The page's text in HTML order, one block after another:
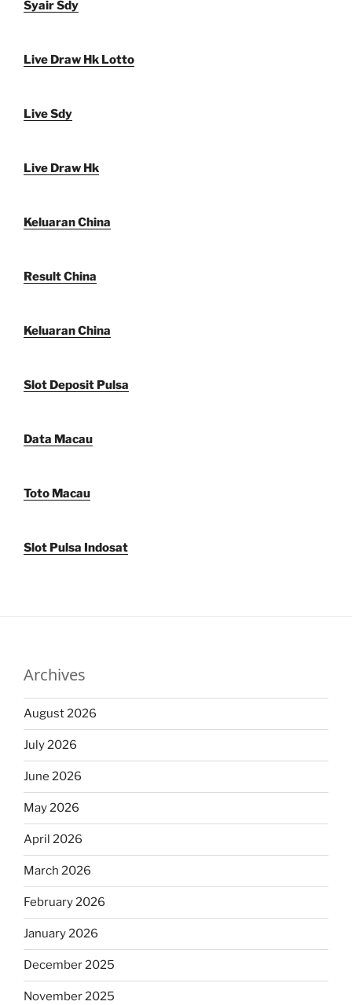
Syair Sdy
Live Draw Hk Lotto
Live Sdy
Live Draw Hk
Keluaran China
Result China
Keluaran China
Slot Deposit Pulsa
Data Macau
Toto Macau
Slot Pulsa Indosat
Archives
August 2026
July 2026
June 2026
May 2026
April 2026
March 2026
February 2026
January 2026
December 2025
November 2025